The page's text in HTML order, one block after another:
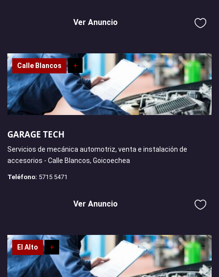
Ver Anuncio
Calle Blancos +
GARAGE TECH
Servicios de mecánica automotriz, venta e instalación de
accesorios - Calle Blancos, Goicoechea
Teléfono: 5715 5471
Ver Anuncio
El Alto +